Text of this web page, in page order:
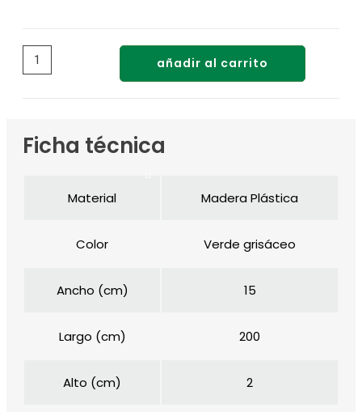
añadir al carrito
Ficha técnica
Material Madera Plástica
Color Verde grisáceo
Ancho (cm) 15
Largo (cm) 200
Alto (cm) 2